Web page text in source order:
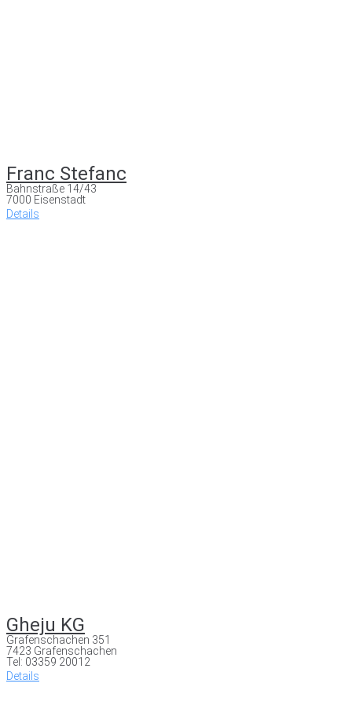
Franc Stefanc
Bahnstraße 14/43
7000 Eisenstadt
Details
Gheju KG
Grafenschachen 351
7423 Grafenschachen
Tel: 03359 20012
Details